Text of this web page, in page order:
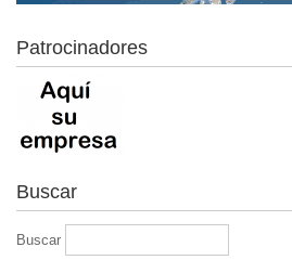
Patrocinadores
Buscar
Buscar